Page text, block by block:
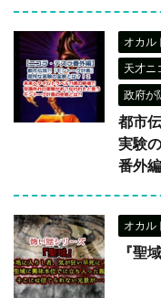
オカル
天才ニ
政府が
都市
実験
番外編
オカル
『聖